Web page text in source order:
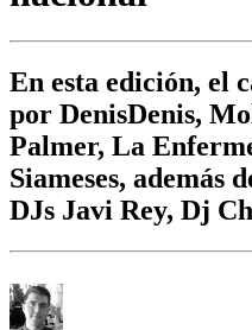
En esta edición, el
por DenisDenis,
Palmer, La
Siameses, además
DJs Javi Rey, Dj